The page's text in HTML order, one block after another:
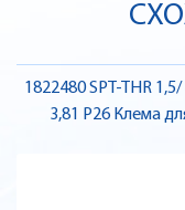
1822480 SPT-THR
3,81 P26 Клема для